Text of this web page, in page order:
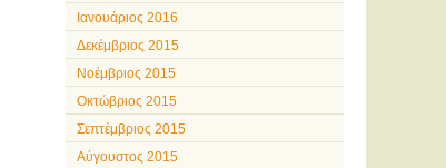
Ιανουάριος 2016
Δεκέμβριος 2015
Νοέμβριος 2015
Οκτώβριος 2015
Σεπτέμβριος 2015
Αύγουστος 2015